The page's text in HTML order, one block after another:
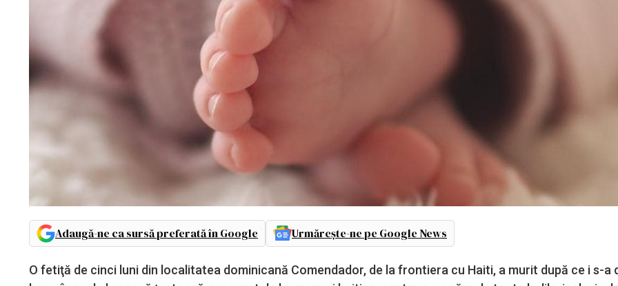
Adaugă-ne ca sursă preferată în Google Urmărește-ne pe Google News
O fetiţă de cinci luni din localitatea dominicană Comendador, de la frontiera cu Haiti, a murit după ce i s-a